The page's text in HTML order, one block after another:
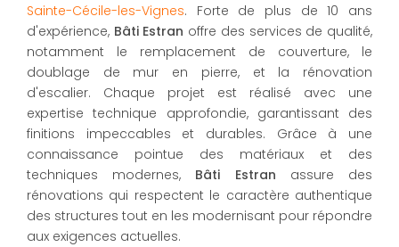
Sainte-Cécile-les-Vignes. Forte de plus de 10 ans
d'expérience, Bâti Estran offre des services de qualité,
notamment le remplacement de couverture, le
doublage de mur en pierre, et la rénovation
d'escalier. Chaque projet est réalisé avec une
expertise technique approfondie, garantissant des
finitions impeccables et durables. Grâce à une
connaissance pointue des matériaux et des
techniques modernes, Bâti Estran assure des
rénovations qui respectent le caractère authentique
des structures tout en les modernisant pour répondre
aux exigences actuelles.